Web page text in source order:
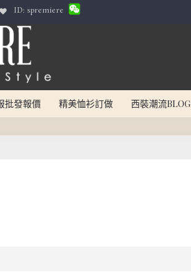
ID: spremiere
批發報價 精美恤衫訂做 西裝潮流BLOG